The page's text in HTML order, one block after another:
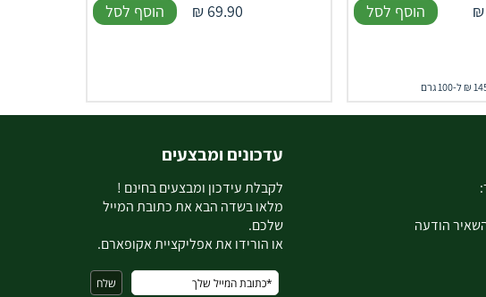
₪ הוסף לסל 69.90
₪ הוסף לסל
- ניתן להשאיר הודעה
עדכונים ומבצעים
לקבלת עידכון ומבצעים בחינם !
מלאו בשדה הבא את כתובת המייל
שלכם.
או הורידו את אפליקציית אקופארם.